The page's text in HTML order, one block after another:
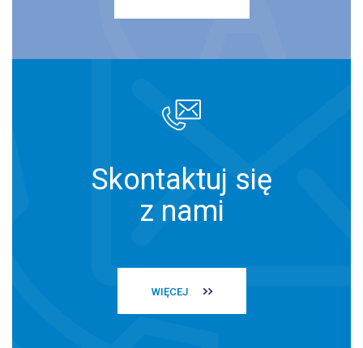
Skontaktuj się
z nami
WIĘCEJ